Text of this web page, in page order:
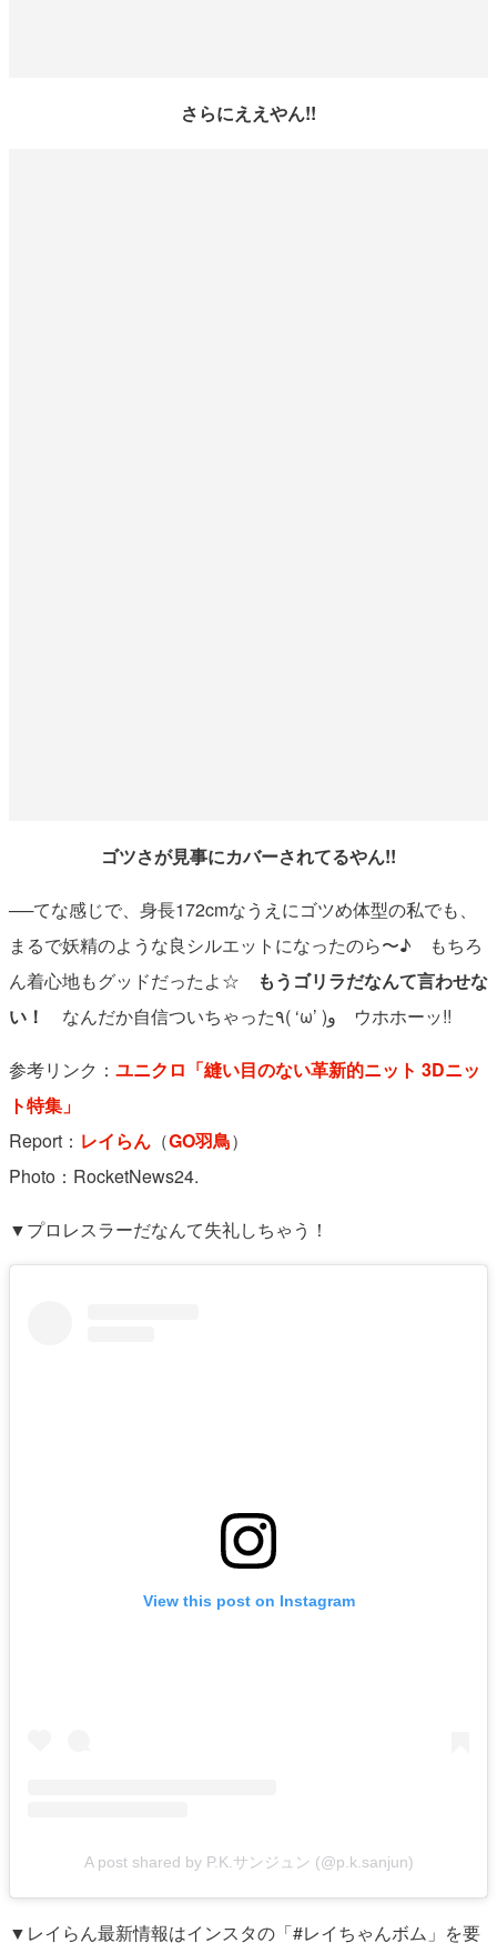
さらにええやん!!
ゴツさが見事にカバーされてるやん!!
──てな感じで、身長172cmなうえにゴツめ体型の私でも、
まるで妖精のような良シルエットになったのら〜♪ もちろ
ん着心地もグッドだったよ☆
もうゴリラだなんて言わせな
い！
なんだか自信ついちゃった٩( ‘ω’ )و ウホホーッ!!
参考リンク： ユニクロ「縫い目のない革新的ニット 3Dニッ
ト特集」
Report： レイらん（GO羽鳥）
Photo：RocketNews24.
▼プロレスラーだなんて失礼しちゃう！
View this post on Instagram
A post shared by P.K.サンジュン (@p.k.sanjun)
▼レイらん最新情報はインスタの「#レイちゃんボム」を要